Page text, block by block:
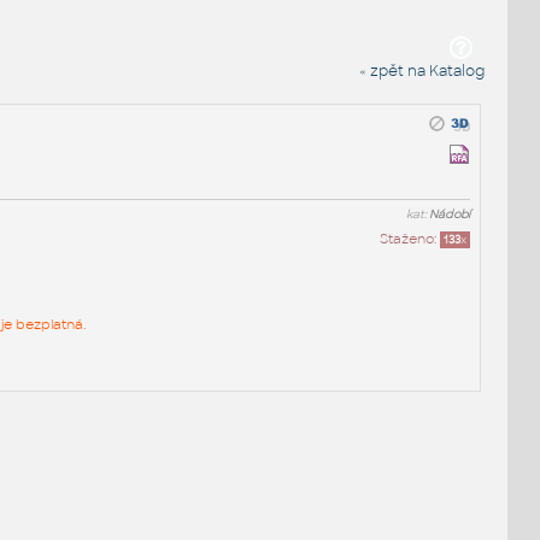
« zpět na Katalog
kat:Nádobí
Staženo: 133x
bezplatná.